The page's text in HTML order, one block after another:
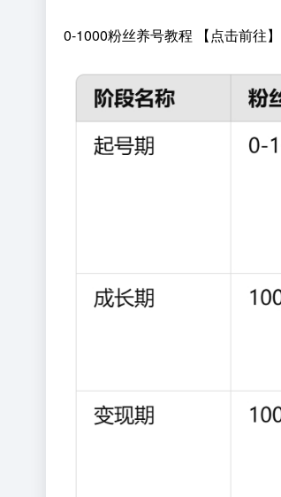
0-1000粉丝养号教程 【点击前往】